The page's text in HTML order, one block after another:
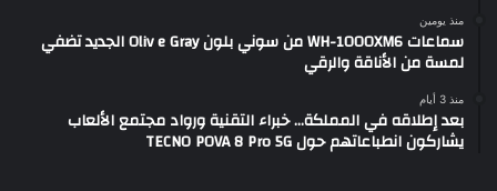
منذ يومين
سماعات WH-1000XM6 من سوني بلون Oliv e Gray الجديد تضفي
لمسة من الأناقة والرقي
منذ 3 أيام
بعد إطلاقه في المملكة… خبراء التقنية ورواد مجتمع الألعاب
يشاركون انطباعاتهم حول TECNO POVA 8 Pro 5G